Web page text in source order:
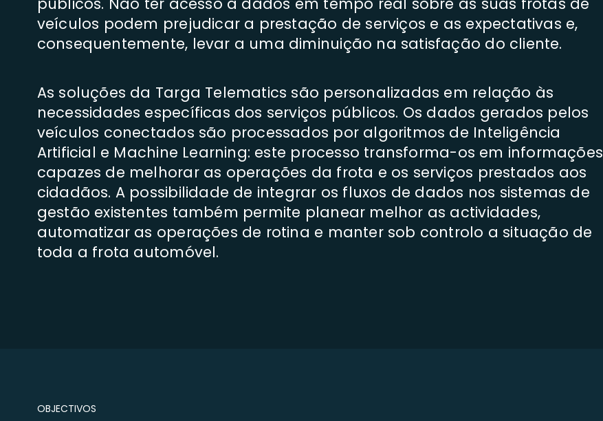
veículos podem prejudicar a prestação de serviços e as expectativas e,
consequentemente, levar a uma diminuição na satisfação do cliente.
As soluções da Targa Telematics são personalizadas em relação às
necessidades específicas dos serviços públicos. Os dados gerados pelos
veículos conectados são processados por algoritmos de Inteligência
Artificial e Machine Learning: este processo transforma-os em informações
capazes de melhorar as operações da frota e os serviços prestados aos
cidadãos. A possibilidade de integrar os fluxos de dados nos sistemas de
gestão existentes também permite planear melhor as actividades,
automatizar as operações de rotina e manter sob controlo a situação de
toda a frota automóvel.
OBJECTIVOS